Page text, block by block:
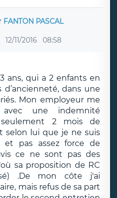
FANTON PASCAL
12/11/2016 08:58
ans, qui a 2 enfants en
d’ancienneté, dans une
Mon employeur me
une indemnité
2 mois de
selon lui que je ne suis
et pas assez force de
ce ne sont pas des
sa proposition de RC
.De mon côte j'ai
mais refus de sa part